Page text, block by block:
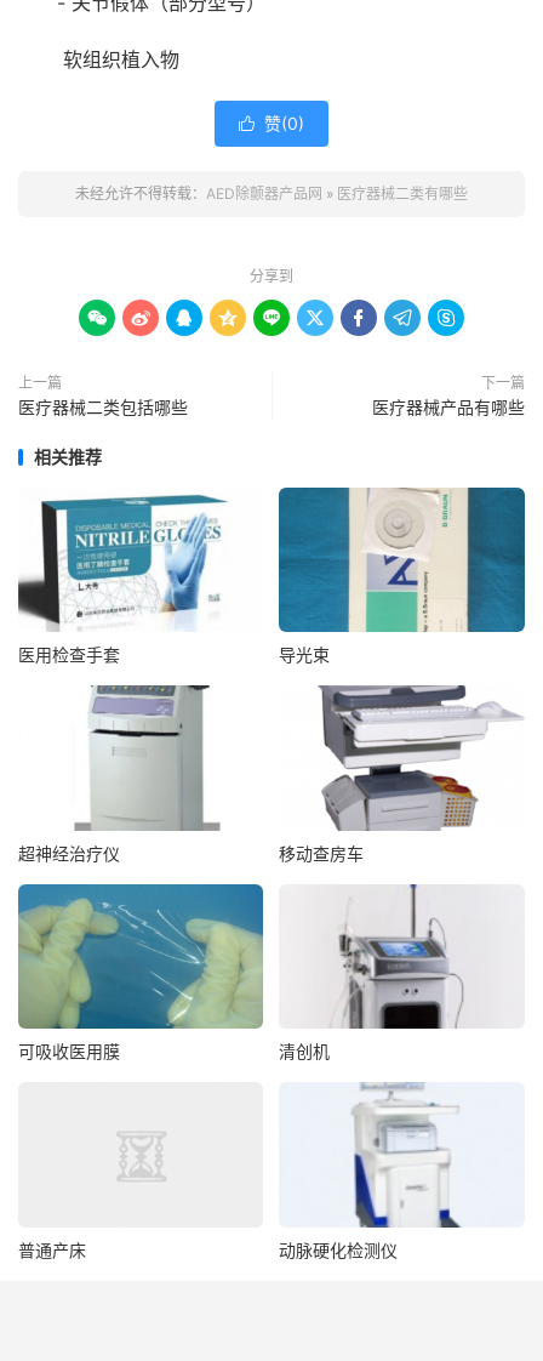
软组织植入物
 赞(0)
未经允许不得转载： AED除颤器产品网 » 医疗器械二类有哪些
分享到
        
上一篇
医疗器械二类包括哪些
下一篇
医疗器械产品有哪些
相关推荐
医用检查手套 导光束
超神经治疗仪 移动查房车
可吸收医用膜 清创机
普通产床 动脉硬化检测仪